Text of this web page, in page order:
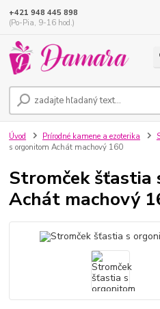
+421 948 445 898
(Po-Pia, 9-16 hod.)
Úvod Prírodné kamene a ezoterika
s orgonitom Achát machový 160
Stromček šťastia
Achát machový